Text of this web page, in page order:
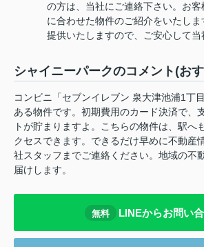
の方は、当社にご連絡下さい。お
に合わせた物件のご紹介をいたし
提供いたしますので、ご安心して当
シャイニーパークのコメント(お
コンビニ「セブンイレブン 泉大津池浦1丁
ある物件です。初期費用のカード決済で、
トが貯まりますよ。こちらの物件は、駅へ
クセスできます。できるだけ早めに不動産
社スタッフまでご連絡ください。地域の不
届けします。
無料 LINEからお問い